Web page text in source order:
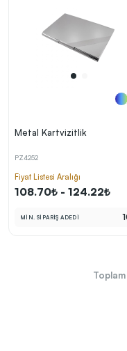
Metal Kartvizitlik
PZ4252
Fiyat Listesi Aralığı
108.70₺ - 124.22₺
MİN. SİPARİŞ ADEDİ
Toplam